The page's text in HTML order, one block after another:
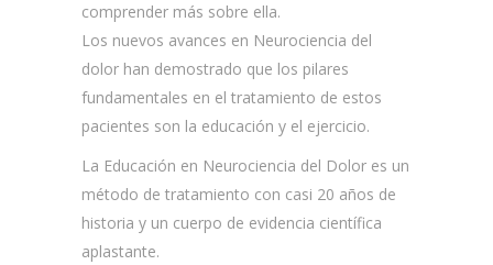
comprender más sobre ella.
Los nuevos avances en Neurociencia del
dolor han demostrado que los pilares
fundamentales en el tratamiento de estos
pacientes son la educación y el ejercicio.
La Educación en Neurociencia del Dolor es un
método de tratamiento con casi 20 años de
historia y un cuerpo de evidencia científica
aplastante.